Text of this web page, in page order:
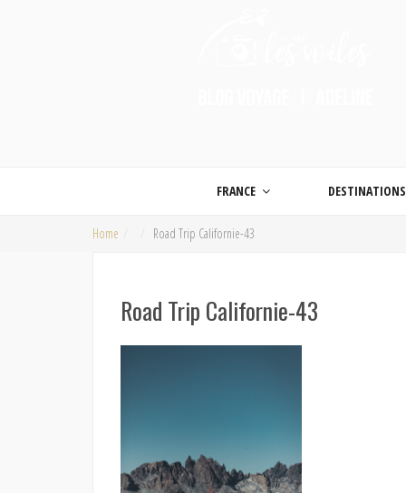
FRANCE DESTINATIONS
Home Road Trip Californie-43
Road Trip Californie-43